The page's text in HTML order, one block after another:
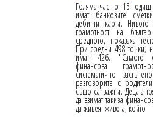
Голяма част от 15-
имат банковите
дебитни карти.
грамотност на
средното, показаха
При средни 498 точки,
имат 426. "Самото
финансова
систематично
разговорите с
също са важни. Децата
да взимат такива
да живеят живота, който